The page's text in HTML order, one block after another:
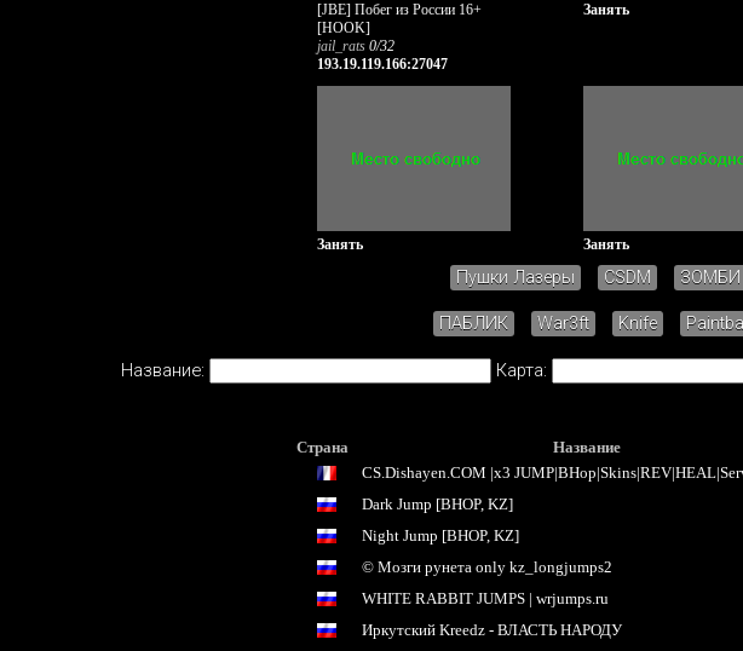
[JBE] Побег из России 16+
[HOOK]
jail_rats 0/32
193.19.119.166:27047
Занять
Занять Занять
Пушки Лазеры CSDM ЗОМБИ
ПАБЛИК War3ft Knife Paintball
Название: Карта:
Страна Название
CS.Dishayen.COM |x3
Dark Jump [BHOP, KZ]
Night Jump [BHOP, KZ]
© Мозги рунета only kz_longjumps2
WHITE RABBIT JUMPS | wrjumps.ru
Иркутский Kreedz - ВЛАСТЬ НАРОДУ